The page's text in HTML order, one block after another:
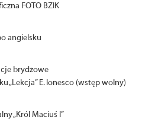
FOTO BZIK
angielsku
brydżowe
„Lekcja” E. Ionesco (wstęp wolny)
„Król Maciuś I”